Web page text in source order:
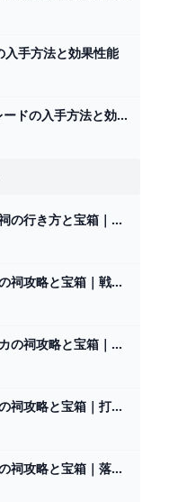
手方法と効果性能
火吹きリザルブレードの入手方法と効果性能
マヤミイの祠の行き方と宝箱｜ラウルの祝福
タウンヒヨの祠攻略と宝箱｜戦いの教え 弓の極意
シナタニカカの祠攻略と宝箱｜難しい時の対処法
オロムワカの祠攻略と宝箱｜打ち上げるもの
テンベザイの祠攻略と宝箱｜落下速度